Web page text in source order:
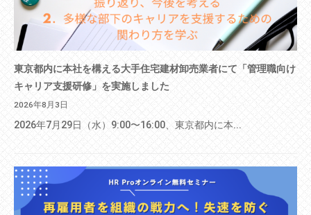
東京都内に本社を構える大手住宅建材卸売業者にて「管理職向け
キャリア支援研修」を実施しました
2026年8月3日
2026年7月29日（水）9:00〜16:00、東京都内に本...